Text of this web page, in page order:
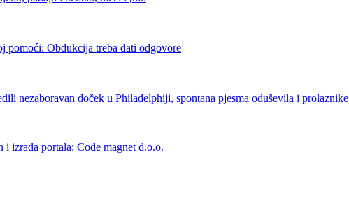
pomoći: Obdukcija treba dati odgovore
nezaboravan doček u Philadelphiji, spontana pjesma oduševila i prolaznike
i izrada portala: Code magnet d.o.o.